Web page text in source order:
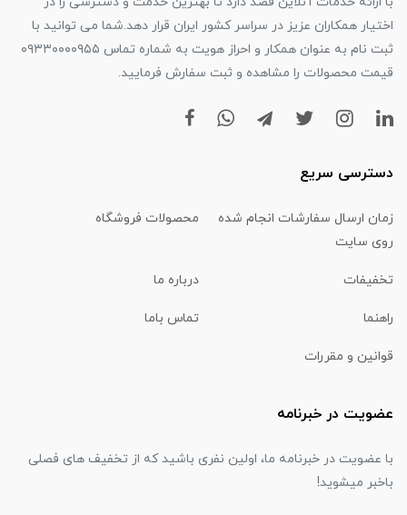
اختیار همکاران عزیز در سراسر کشور ایران قرار دهد.شما می توانید با
ثبت نام به عنوان همکار و احراز هویت به شماره تماس ۰۹۳۳۰۰۰۰۹۵۵
قیمت محصولات را مشاهده و ثبت سفارش فرمایید.
دسترسی سریع
زمان ارسال سفارشات انجام شده
روی سایت
محصولات فروشگاه
تخفیفات درباره ما
راهنما تماس باما
قوانین و مقررات
عضویت در خبرنامه
با عضویت در خبرنامه ما، اولین نفری باشید که از تخفیف های فصلی
باخبر میشوید!